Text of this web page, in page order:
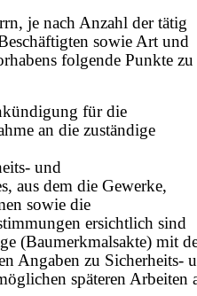
je nach Anzahl der tätig
sowie Art und
folgende Punkte zu
für die
an die zuständige
und
aus dem die Gewerke,
sowie die
ersichtlich sind
(Baumerkmalsakte) mit
Angaben zu Sicherheits-
späteren Arbeiten